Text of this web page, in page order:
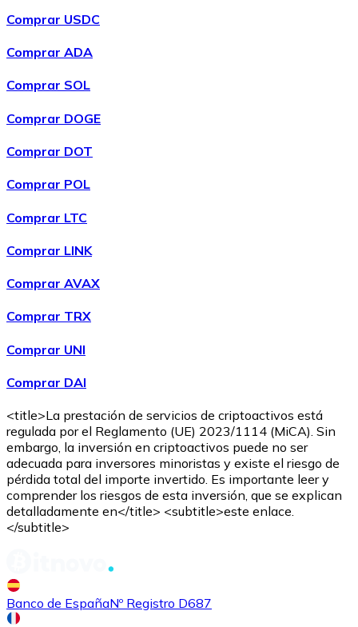
Comprar USDC
Comprar ADA
Comprar SOL
Comprar DOGE
Comprar DOT
Comprar POL
Comprar LTC
Comprar LINK
Comprar AVAX
Comprar TRX
Comprar UNI
Comprar DAI
<title>La prestación de servicios de criptoactivos está
regulada por el Reglamento (UE) 2023/1114 (MiCA). Sin
embargo, la inversión en criptoactivos puede no ser
adecuada para inversores minoristas y existe el riesgo de
pérdida total del importe invertido. Es importante leer y
comprender los riesgos de esta inversión, que se explican
detalladamente en</title> <subtitle>este enlace.
</subtitle>
Banco de EspañaNº Registro D687